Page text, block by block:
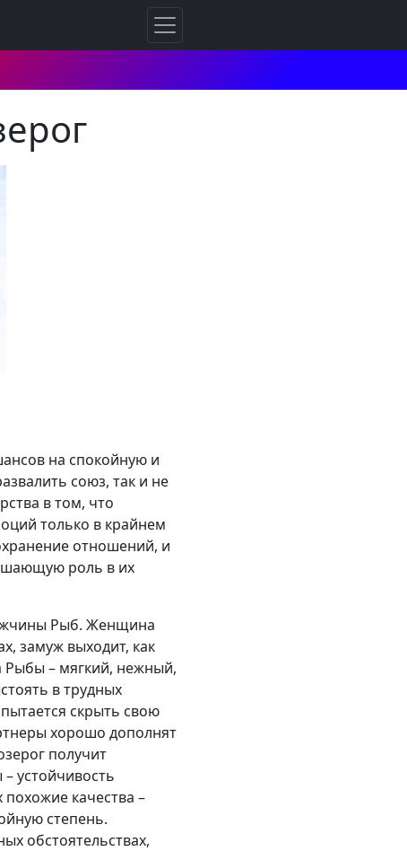
на спокойную и
союз, так и не
в том, что
только в крайнем
отношений, и
роль в их
Рыб. Женщина
замуж выходит, как
Рыбы – мягкий, нежный,
в трудных
скрыть свою
хорошо дополнят
получит
устойчивость
качества –
степень.
обстоятельствах,